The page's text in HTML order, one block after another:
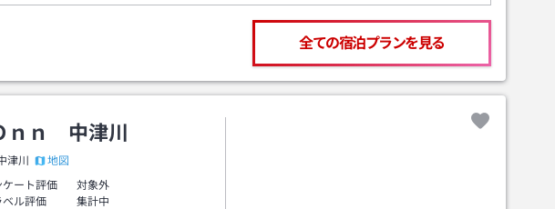
全ての宿泊プランを見る
ｎｎ 中津川
津川
地図
ケート評価
対象外
ベル評価
集計中